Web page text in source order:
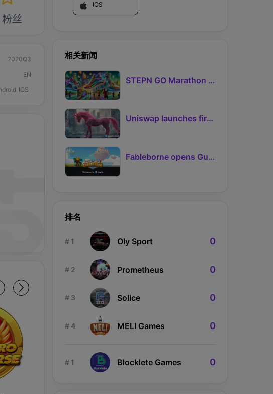
丝
2020Q3
EN
IOS
IOS
相关新闻
STEPN GO Marathon Challenge Season 3: Sign-Ups Live With Teams and Missed-Day Insurance
Uniswap launches first Robinhood Chain launchpad
Fableborne opens Guild signups for Season 5 as Guilds 2.0 lifts the prize pool to 95%
排名
# 1 Oly Sport 0
# 2 Prometheus 0
# 3 Solice 0
# 4 MELI Games 0
# 1 Blocklete Games 0